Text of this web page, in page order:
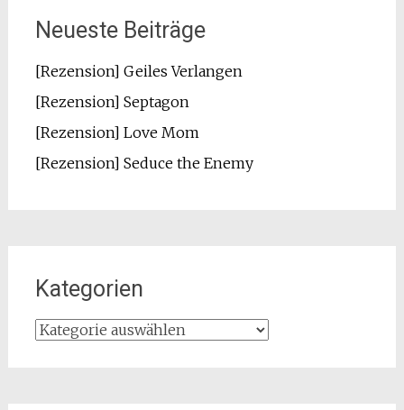
Neueste Beiträge
[Rezension] Geiles Verlangen
[Rezension] Septagon
[Rezension] Love Mom
[Rezension] Seduce the Enemy
Kategorien
Kategorien